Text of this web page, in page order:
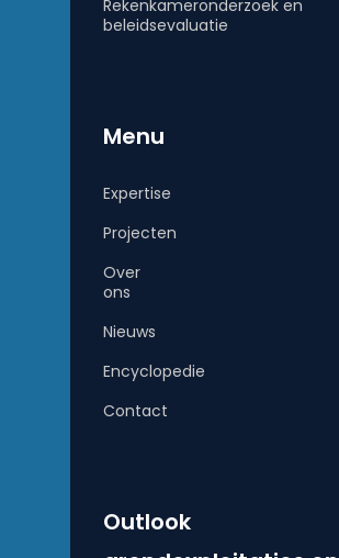
Rekenkameronderzoek en
beleidsevaluatie
Menu
Expertise
Projecten
Over
ons
Nieuws
Encyclopedie
Contact
Outlook